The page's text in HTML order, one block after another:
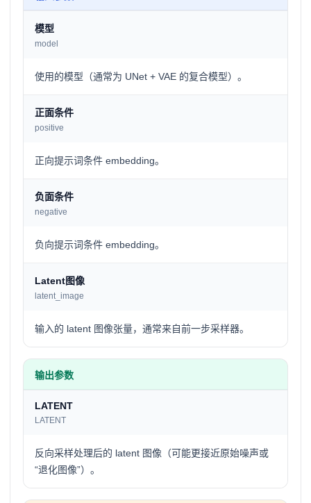
模型
model
使用的模型（通常为 UNet + VAE 的复合模型）。
正面条件
positive
正向提示词条件 embedding。
负面条件
negative
负向提示词条件 embedding。
Latent图像
latent_image
输入的 latent 图像张量，通常来自前一步采样器。
输出参数
LATENT
LATENT
反向采样处理后的 latent 图像（可能更接近原始噪声或
“退化图像”）。